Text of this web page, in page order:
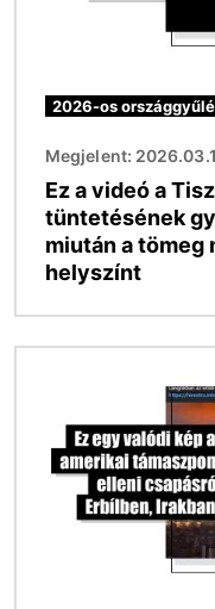
2026-os
Megjelent:
Ez a videó a
tüntetésének
miután a tömeg
helyszínt